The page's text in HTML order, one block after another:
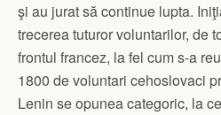
şi au jurat să continue lupta.
trecerea tuturor voluntarilor, de
frontul francez, la fel cum s-a
1800 de voluntari cehoslovaci
Lenin se opunea categoric, la